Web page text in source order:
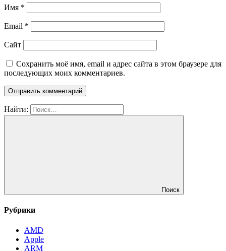
Имя *
Email *
Сайт
Сохранить моё имя, email и адрес сайта в этом браузере для
последующих моих комментариев.
Найти:
Поиск
Рубрики
AMD
Apple
ARM